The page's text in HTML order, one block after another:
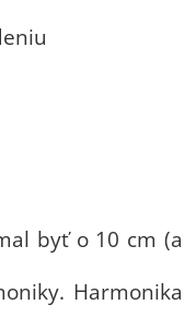
byť o 10 cm (a
Harmonika